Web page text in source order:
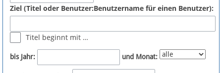
Newsletter
Ziel (Titel oder Benutzer:Benutzername für einen Benutzer):
Titel beginnt mit …
bis Jahr: und Monat: